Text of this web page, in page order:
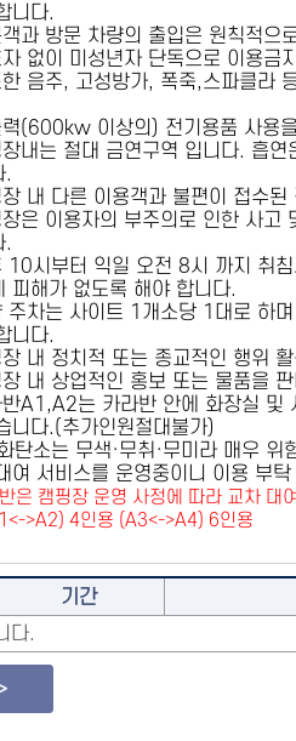
니다.
과 방문 차량의 출입은 원칙적으
없이 미성년자 단독으로 이용금지
음주, 고성방가, 폭죽,스파클라
(600kw 이상의) 전기용품 사용
내는 절대 금연구역 입니다. 흡
.
내 다른 이용객과 불편이 접수
은 이용자의 부주의로 인한 사고
.
10시부터 익일 오전 8시 까지 취
피해가 없도록 해야 합니다.
주차는 사이트 1개소당 1대로 하
니다.
내 정치적 또는 종교적인 행위
내 상업적인 홍보 또는 물품을
A1,A2는 카라반 안에 화장실 및
니다.(추가인원절대불가)
탄소는 무색·무취·무미라 매우
여 서비스를 운영중이니 이용 부탁
은 캠핑장 운영 사정에 따라 교차 대
>A2) 4인용 (A3<->A4) 6인용
기간
다.